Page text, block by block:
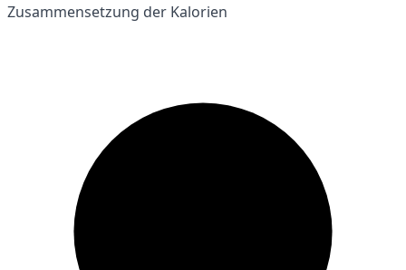
Zusammensetzung der Kalorien